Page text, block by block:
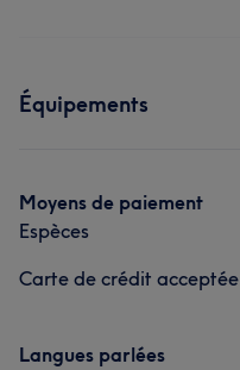
Équipements
Moyens de paiement
Espèces
Carte de crédit acceptée
Langues parlées